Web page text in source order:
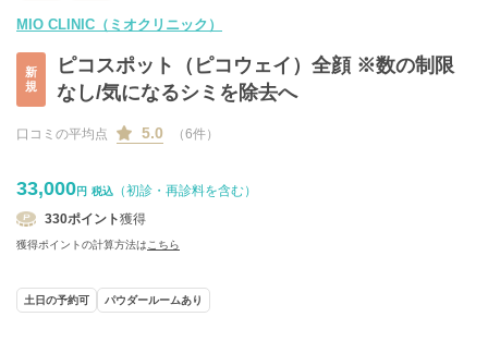
MIO CLINIC（ミオクリニック）
新
規
ピコスポット（ピコウェイ）全顔 ※数の制限
なし/気になるシミを除去へ
口コミの平均点 5.0 （6件）
33,000円 税込
（初診・再診料を含む）
330ポイント獲得
獲得ポイントの計算方法はこちら
土日の予約可 パウダールームあり